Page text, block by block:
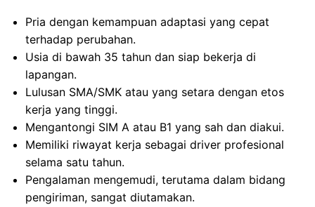
Pria dengan kemampuan adaptasi yang cepat
terhadap perubahan.
Usia di bawah 35 tahun dan siap bekerja di
lapangan.
Lulusan SMA/SMK atau yang setara dengan etos
kerja yang tinggi.
Mengantongi SIM A atau B1 yang sah dan diakui.
Memiliki riwayat kerja sebagai driver profesional
selama satu tahun.
Pengalaman mengemudi, terutama dalam bidang
pengiriman, sangat diutamakan.